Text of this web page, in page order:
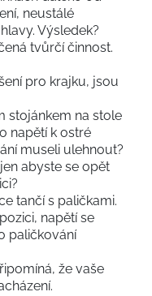
neustálé
Výsledek?
tvůrčí činnost.
pro krajku, jsou
stojánkem na stole
napětí k ostré
museli ulehnout?
abyste se opět
tančí s paličkami.
napětí se
paličkování
že vaše